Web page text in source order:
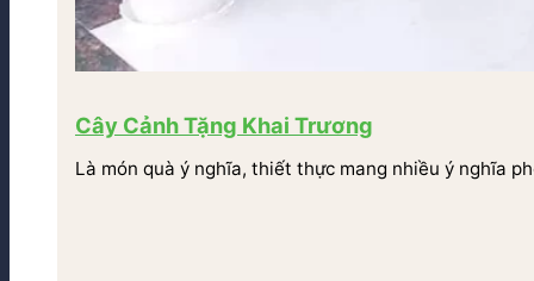
Cây Cảnh Tặng Khai Trương
Là món quà ý nghĩa, thiết thực mang nhiều ý nghĩa